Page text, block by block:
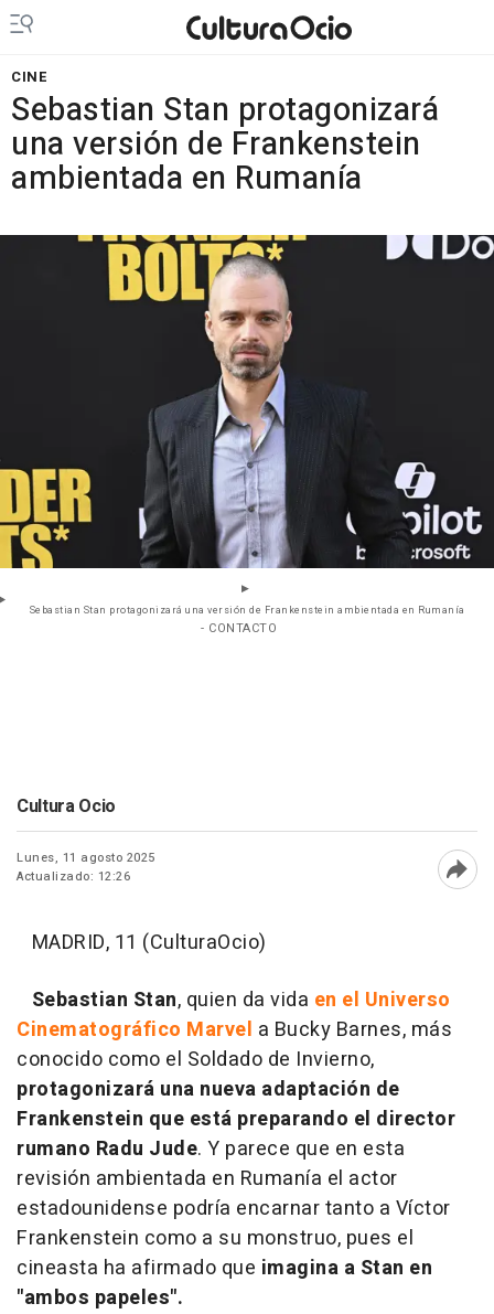
CINE
Sebastian Stan protagonizará
una versión de Frankenstein
ambientada en Rumanía
Sebastian Stan protagonizará una versión de Frankenstein ambientada en Rumanía
- CONTACTO
Cultura Ocio
Lunes, 11 agosto 2025
Actualizado: 12:26
MADRID, 11 (CulturaOcio)
Sebastian Stan, quien da vida en el Universo
Cinematográfico Marvel a Bucky Barnes, más
conocido como el Soldado de Invierno,
protagonizará una nueva adaptación de
Frankenstein que está preparando el director
rumano Radu Jude. Y parece que en esta
revisión ambientada en Rumanía el actor
estadounidense podría encarnar tanto a Víctor
Frankenstein como a su monstruo, pues el
cineasta ha afirmado que imagina a Stan en
"ambos papeles".